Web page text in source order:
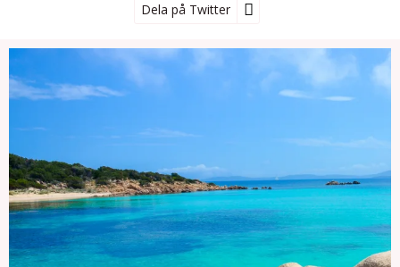
Dela på Twitter